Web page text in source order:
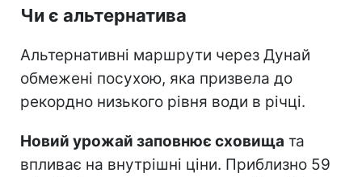
Чи є альтернатива
Альтернативні маршрути через Дунай
обмежені посухою, яка призвела до
рекордно низького рівня води в річці.
Новий урожай заповнює сховища та
впливає на внутрішні ціни. Приблизно 59